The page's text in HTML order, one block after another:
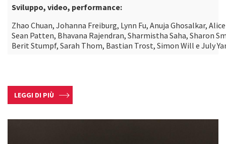
Sviluppo, video, performance:
Zhao Chuan, Johanna Freiburg, Lynn Fu, Anuja Ghosalkar,
Sean Patten, Bhavana Rajendran, Sharmistha Saha, Sharon
Berit Stumpf, Sarah Thom, Bastian Trost, Simon Will e July
LEGGI DI PIÙ